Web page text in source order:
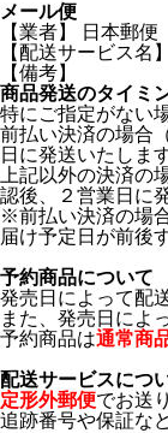
メール便
【業者】 日本郵便
【配送サービス名
【備考】
商品発送のタイミ
特にご指定がない
前払い決済の場合
日に発送いたします
上記以外の決済
認後、２営業日に
※前払い決済の場
届け予定日が前後
予約商品について
発売日によって配
また、発売日によ
予約商品は通常商
配送サービスにつ
定形外郵便でお送
追跡番号や保証な